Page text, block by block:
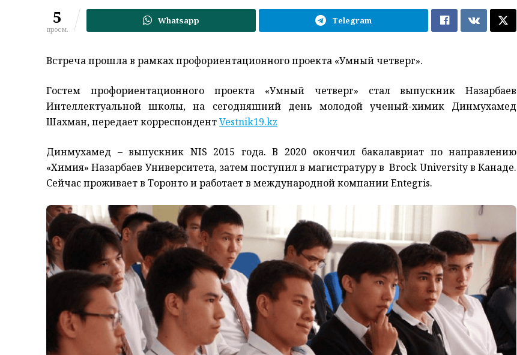
5
просм.
Whatsapp Telegram
Встреча прошла в рамках профориентационного проекта «Умный четверг».
Гостем профориентационного проекта «Умный четверг» стал выпускник Назарбаев
Интеллектуальной школы, на сегодняшний день молодой ученый-химик Динмухамед
Шахман, передает корреспондентVestnik19.kz
Динмухамед – выпускник NIS 2015 года. В 2020 окончил бакалавриат по направлению
«Химия» Назарбаев Университета, затем поступил в магистратуру в Brock University в Канаде.
Сейчас проживает в Торонто и работает в международной компании Entegris.